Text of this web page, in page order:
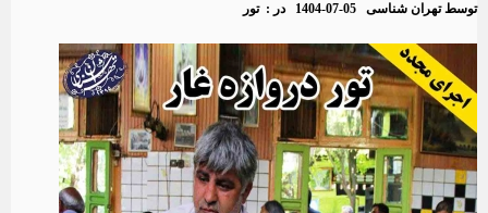
توسطتهران شناسی 1404-07-05 در :تور